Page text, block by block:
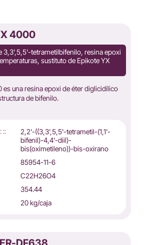
4000
3,3',5,5'-tetrametilbifenilo, resina epoxi
sustituto de Epikote YX
es una resina epoxi de éter diglicidílico
de bifenilo.
::
2,2'-((3,3',5,5'-tetrametil-(1,1'-
bifenil)-4,4'-diil)-
bis(oximetileno))-bis-oxirano
85954-11-6
C22H26O4
354.44
20 kg/caja